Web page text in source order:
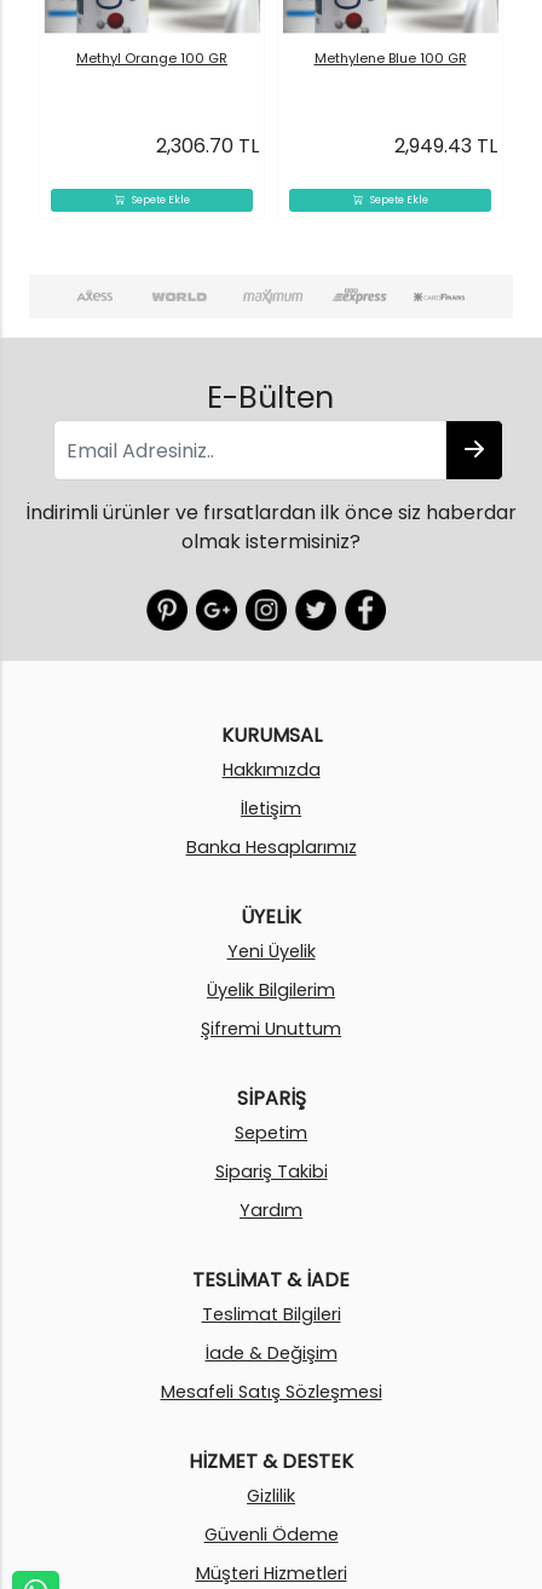
Sepete Ekle
Methyl Orange 100 GR
2,306.70 TL
Sepete Ekle
Methylene Blue 100 GR
2,949.43 TL
E-Bülten
İndirimli ürünler ve fırsatlardan ilk önce siz haberdar
olmak istermisiniz?
KURUMSAL
Hakkımızda
İletişim
Banka Hesaplarımız
ÜYELİK
Yeni Üyelik
Üyelik Bilgilerim
Şifremi Unuttum
SİPARİŞ
Sepetim
Sipariş Takibi
Yardım
TESLİMAT & İADE
Teslimat Bilgileri
İade & Değişim
Mesafeli Satış Sözleşmesi
HİZMET & DESTEK
Gizlilik
Güvenli Ödeme
Müşteri Hizmetleri